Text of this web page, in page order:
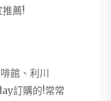
薦!
館、利川
訂購的!常常